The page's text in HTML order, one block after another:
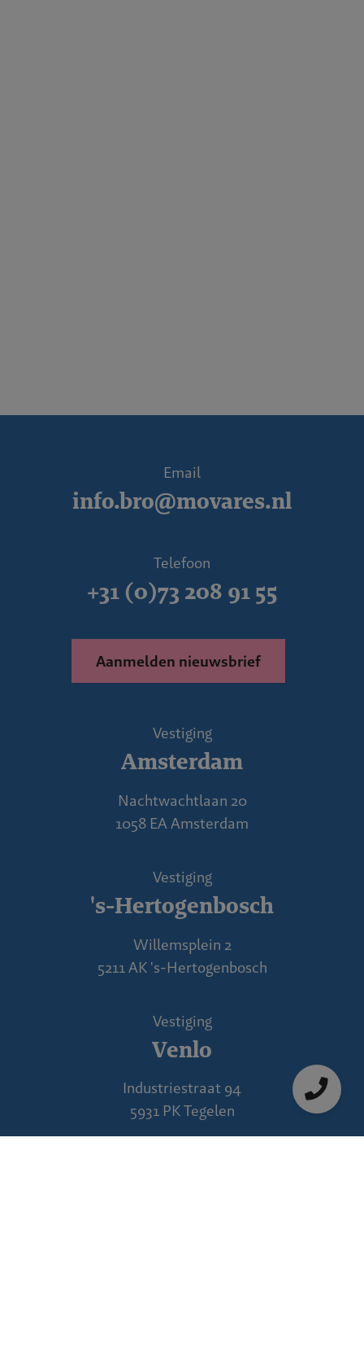
Email
info.bro@movares.nl
Telefoon
+31 (0)73 208 91 55
Aanmelden nieuwsbrief
Vestiging
Amsterdam
Nachtwachtlaan 20
1058 EA Amsterdam
Vestiging
's-Hertogenbosch
Willemsplein 2
5211 AK 's-Hertogenbosch
Vestiging
Venlo
Industriestraat 94
5931 PK Tegelen